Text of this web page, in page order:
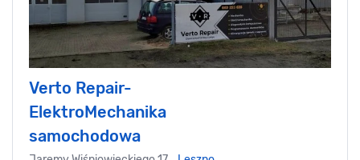
Verto Repair-
ElektroMechanika
samochodowa